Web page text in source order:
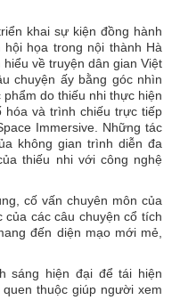
khai sự kiện đồng hành
họa trong nội thành Hà
về truyện dân gian Việt
chuyện ấy bằng góc nhìn
do thiếu nhi thực hiện
và trình chiếu trực tiếp
Immersive. Những tác
không gian trình diễn đa
thiếu nhi với công nghệ
cố vấn chuyên môn của
các câu chuyện cổ tích
đến diện mạo mới mẻ,
sáng hiện đại để tái hiện
thuộc giúp người xem